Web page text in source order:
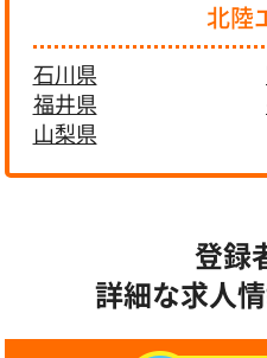
北陸
石川県
福井県
山梨県
登録
詳細な求人